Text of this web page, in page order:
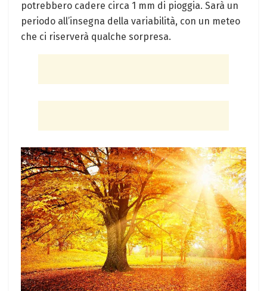
potrebbero cadere circa 1 mm di pioggia. Sarà un
periodo all’insegna della variabilità, con un meteo
che ci riserverà qualche sorpresa.